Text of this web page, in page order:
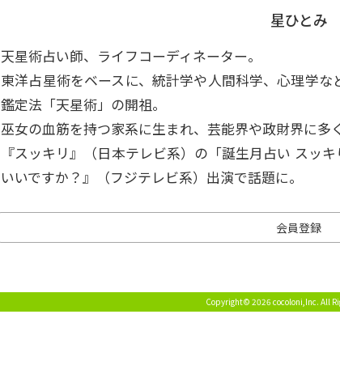
星ひとみ
天星術占い師、ライフコーディネーター。
東洋占星術をベースに、統計学や人間科学、心理学
鑑定法「天星術」の開祖。
巫女の血筋を持つ家系に生まれ、芸能界や政財界に多
『スッキリ』（日本テレビ系）の「誕生月占い スッ
いいですか？』（フジテレビ系）出演で話題に。
会員登録
Copyright© 2026 cocoloni,Inc. All